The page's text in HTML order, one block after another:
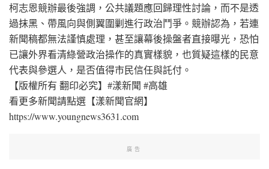
柯志恩競辦最後強調，公共議題應回歸理性討論，而不是透
過抹黑、帶風向與側翼圍剿進行政治鬥爭。競辦認為，若連
新聞稿都無法謹慎處理，甚至讓幕後操盤者直接曝光，恐怕
已讓外界看清綠營政治操作的真實樣貌，也質疑這樣的民意
代表與參選人，是否值得市民信任與託付。
【版權所有 翻印必究】#漾新聞 #高雄
看更多新聞請點選【漾新聞官網】
https://www.youngnews3631.com⁠
廣告